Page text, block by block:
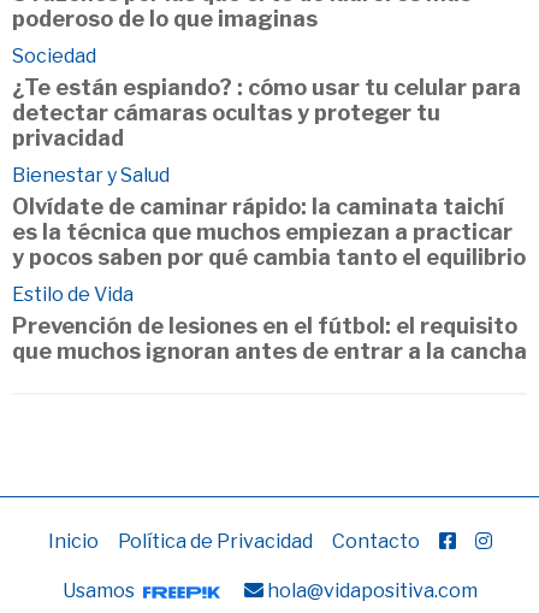
poderoso de lo que imaginas
Sociedad
¿Te están espiando? : cómo usar tu celular para
detectar cámaras ocultas y proteger tu
privacidad
Bienestar y Salud
Olvídate de caminar rápido: la caminata taichí
es la técnica que muchos empiezan a practicar
y pocos saben por qué cambia tanto el equilibrio
Estilo de Vida
Prevención de lesiones en el fútbol: el requisito
que muchos ignoran antes de entrar a la cancha
Inicio Política de Privacidad Contacto
Usamos hola@vidapositiva.com